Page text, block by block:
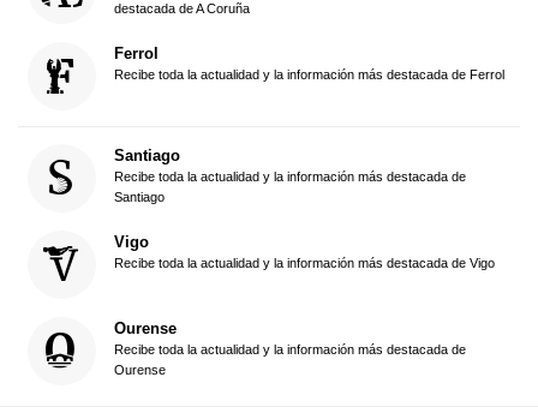
destacada de A Coruña
Ferrol
Recibe toda la actualidad y la información más destacada de Ferrol
Santiago
Recibe toda la actualidad y la información más destacada de
Santiago
Vigo
Recibe toda la actualidad y la información más destacada de Vigo
Ourense
Recibe toda la actualidad y la información más destacada de
Ourense